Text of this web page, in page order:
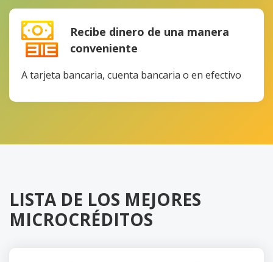
Recibe dinero de una manera
conveniente
A tarjeta bancaria, cuenta bancaria o en efectivo
LISTA DE LOS MEJORES
MICROCRÉDITOS